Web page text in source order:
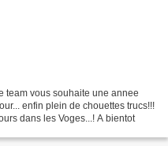
team vous souhaite une annee
enfin plein de chouettes trucs!!!
dans les Voges...! A bientot